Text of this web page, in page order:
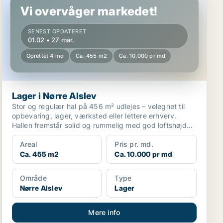
Vi overvåger markedet!
SENEST OPDATERET
01.02 • 27 mar.
Oprettet 4 mo Ca. 455 m2 Ca. 10.000 pr md
Lager i Nørre Alslev
Stor og regulær hal på 456 m² udlejes – velegnet til
opbevaring, lager, værksted eller lettere erhverv.
Hallen fremstår solid og rummelig med god loftshøjde
...
Areal
Ca. 455 m2
Pris pr. md.
Ca. 10.000 pr md
Område
Nørre Alslev
Type
Lager
Mere info